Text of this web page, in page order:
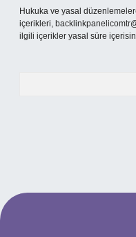
Hukuka ve yasal
içerikleri,
ilgili içerikler yasal süre